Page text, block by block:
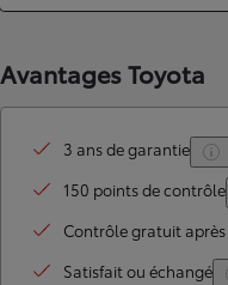
Avantages Toyota
3 ans de garantie
150 points de contrôle
Contrôle gratuit
Satisfait ou échangé